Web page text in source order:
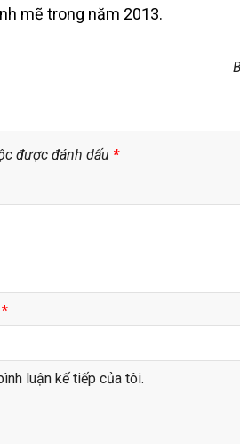
mẽ trong năm 2013.
được đánh dấu *
*
luận kế tiếp của tôi.